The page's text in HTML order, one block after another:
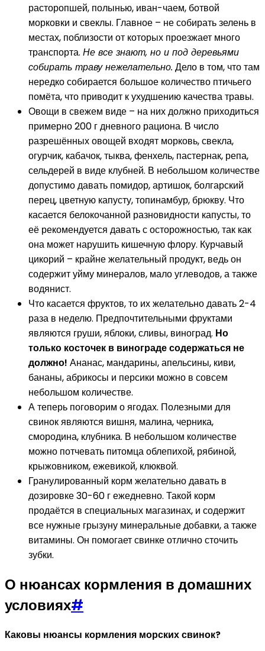
расторопшей, полынью, иван-чаем, ботвой
морковки и свеклы. Главное – не собирать зелень в
местах, поблизости от которых проезжает много
транспорта. Не все знают, но и под деревьями
собирать траву нежелательно. Дело в том, что там
нередко собирается большое количество птичьего
помёта, что приводит к ухудшению качества травы.
Овощи в свежем виде – на них должно приходиться
примерно 200 г дневного рациона. В число
разрешённых овощей входят морковь, свекла,
огурчик, кабачок, тыква, фенхель, пастернак, репа,
сельдерей в виде клубней. В небольшом количестве
допустимо давать помидор, артишок, болгарский
перец, цветную капусту, топинамбур, брюкву. Что
касается белокочанной разновидности капусты, то
её рекомендуется давать с осторожностью, так как
она может нарушить кишечную флору. Курчавый
цикорий – крайне желательный продукт, ведь он
содержит уйму минералов, мало углеводов, а также
водянист.
Что касается фруктов, то их желательно давать 2-4
раза в неделю. Предпочтительными фруктами
являются груши, яблоки, сливы, виноград. Но
только косточек в винограде содержаться не
должно! Ананас, мандарины, апельсины, киви,
бананы, абрикосы и персики можно в совсем
небольшом количестве.
А теперь поговорим о ягодах. Полезными для
свинок являются вишня, малина, черника,
смородина, клубника. В небольшом количестве
можно потчевать питомца облепихой, рябиной,
крыжовником, ежевикой, клюквой.
Гранулированный корм желательно давать в
дозировке 30-60 г ежедневно. Такой корм
продаётся в специальных магазинах, и содержит
все нужные грызуну минеральные добавки, а также
витамины. Он помогает свинке отлично сточить
зубки.
О нюансах кормления в домашних
условиях#
Каковы нюансы кормления морских свинок?